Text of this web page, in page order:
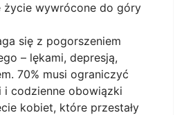
życie wywrócone do góry
się z pogorszeniem
– lękami, depresją,
70% musi ograniczyć
i codzienne obowiązki
kobiet, które przestały